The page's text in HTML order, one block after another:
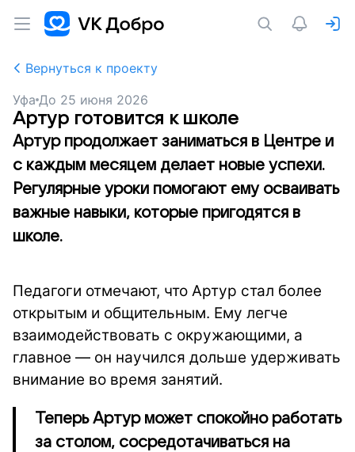
Вернуться к проекту
Уфа До 25 июня 2026
Артур готовится к школе
Артур продолжает заниматься в Центре и
с каждым месяцем делает новые успехи.
Регулярные уроки помогают ему осваивать
важные навыки, которые пригодятся в
школе.
Педагоги отмечают, что Артур стал более
открытым и общительным. Ему легче
взаимодействовать с окружающими, а
главное — он научился дольше удерживать
внимание во время занятий.
Теперь Артур может спокойно работать
за столом, сосредотачиваться на